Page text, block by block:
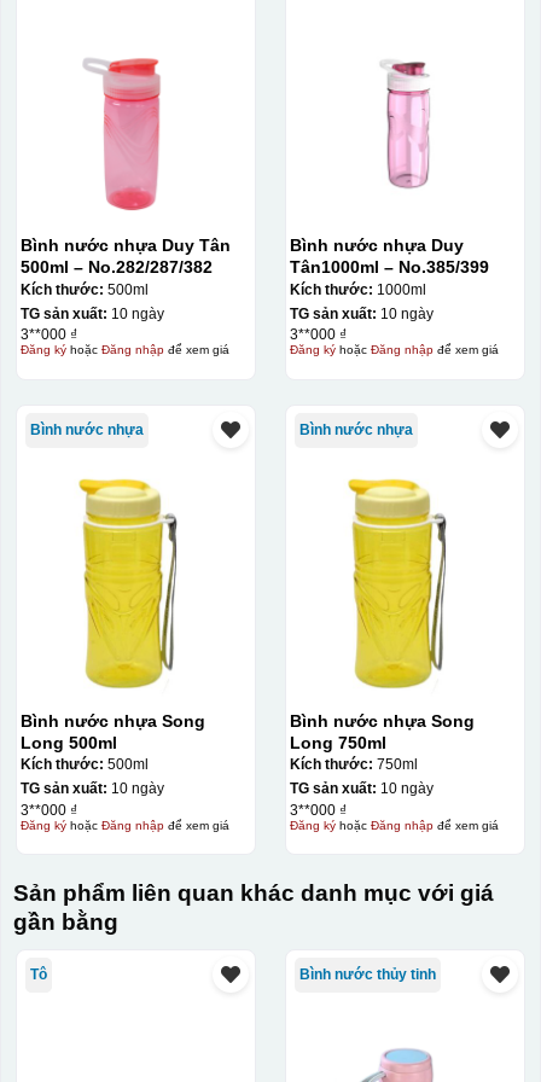
phẩm như ly, cốc, bút, móc khóa hay các vật phẩm quà
tặng khác. Kỹ thuật này cho phép in được nhiều màu sắc
khác nhau, độ bền cao, có thể in trên nhiều chất liệu và
phù hợp cho sản xuất số lượng lớn, tuy nhiên đòi hỏi
quy trình chuẩn bị kỹ lưỡng và chi phí setup ban đầu
Bình nước nhựa Duy Tân
500ml – No.282/287/382
Kích thước: 500ml
TG sản xuất: 10 ngày
3**000 ₫
Đăng kýhoặc Đăng nhậpđể xem giá
Bình nước nhựa Duy
Tân1000ml – No.385/399
Kích thước: 1000ml
TG sản xuất: 10 ngày
3**000 ₫
Đăng kýhoặc Đăng nhậpđể xem giá
Bình nước nhựa
Bình nước nhựa Song
Long 500ml
Kích thước: 500ml
TG sản xuất: 10 ngày
3**000 ₫
Đăng kýhoặc Đăng nhậpđể xem giá
Bình nước nhựa
Bình nước nhựa Song
Long 750ml
Kích thước: 750ml
TG sản xuất: 10 ngày
3**000 ₫
Đăng kýhoặc Đăng nhậpđể xem giá
Sản phẩm liên quan khác danh mục với giá
gần bằng
Tô Bình nước thủy tinh